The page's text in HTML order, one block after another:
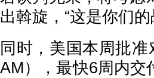
出斡旋，“这是你们的
同时，美国本周批
AM），最快6周内交